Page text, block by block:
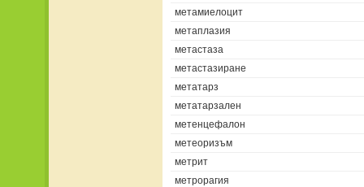
метамиелоцит
метаплазия
метастаза
метастазиране
метатарз
метатарзален
метенцефалон
метеоризъм
метрит
метрорагия